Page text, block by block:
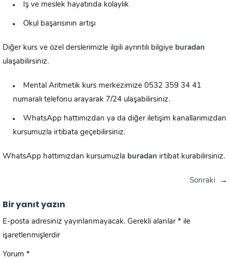
İş ve meslek hayatında kolaylık
Okul başarısının artışı
Diğer kurs ve özel derslerimizle ilgili ayrıntılı bilgiye buradan
ulaşabilirsiniz.
Mental Aritmetik kurs merkezimize 0532 359 34 41
numaralı telefonu arayarak 7/24 ulaşabilirsiniz.
WhatsApp hattımızdan ya da diğer iletişim kanallarımızdan
kursumuzla irtibata geçebilirsiniz.
WhatsApp hattımızdan kursumuzla buradan irtibat kurabilirsiniz.
Sonraki →
Bir yanıt yazın
E-posta adresiniz yayınlanmayacak. Gerekli alanlar * ile
işaretlenmişlerdir
Yorum *